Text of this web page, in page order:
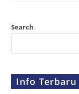
Search
Info Terbaru